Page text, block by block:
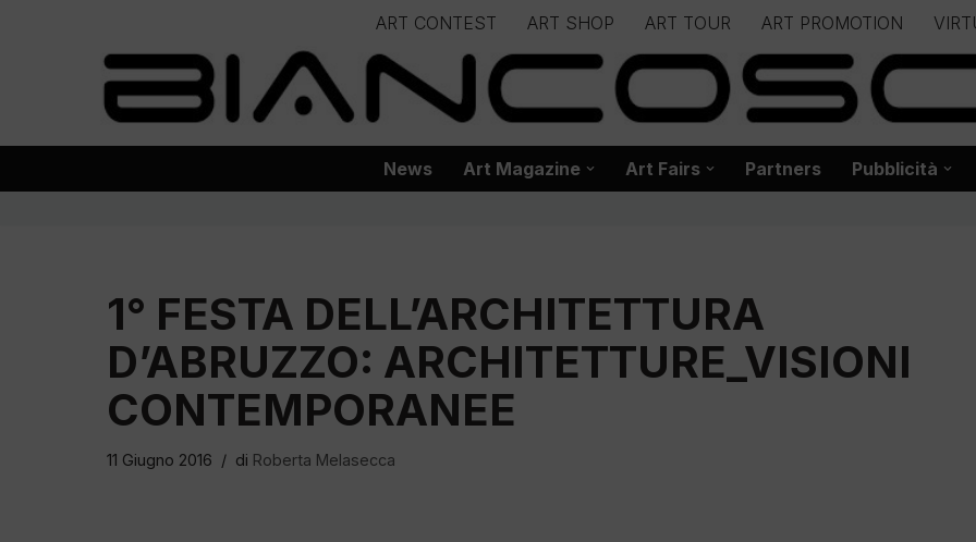
ART CONTEST ART SHOP ART TOUR ART PROMOTION
– – – – – – – – – – – – – – – www.biancoscuro.it – – – – – – – – – – – –
– – – – – – – – – – – – – – – Progetto BIANCOSCURO – Editoria – Spazi Espositivi – Concorsi
News Art Magazine Art Fairs Partners Pubblicità
1° FESTA DELL’ARCHITETTURA
D’ABRUZZO: ARCHITETTURE_VISIONI
CONTEMPORANEE
11 Giugno 2016 di Roberta Melasecca